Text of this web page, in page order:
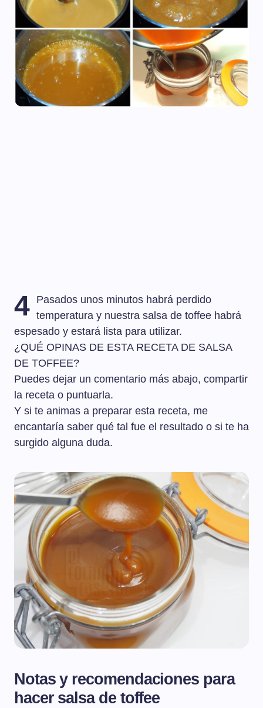
4 Pasados unos minutos habrá perdido
temperatura y nuestra salsa de toffee habrá
espesado y estará lista para utilizar.
¿QUÉ OPINAS DE ESTA RECETA DE SALSA
DE TOFFEE?
Puedes dejar un comentario más abajo, compartir
la receta o puntuarla.
Y si te animas a preparar esta receta, me
encantaría saber qué tal fue el resultado o si te ha
surgido alguna duda.
Notas y recomendaciones para
hacer salsa de toffee